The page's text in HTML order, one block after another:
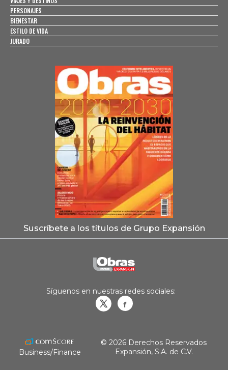
PERSONAJES
BIENESTAR
ESTILO DE VIDA
JURADO
Suscríbete a los títulos de Grupo Expansión
Síguenos en nuestras redes sociales:
Business/Finance
© 2026 Derechos Reservados
Expansión, S.A. de C.V.